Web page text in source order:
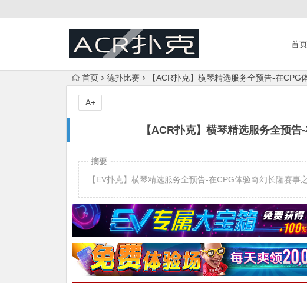
首页
首页 德扑比赛 【ACR扑克】横琴精选服务全预告-在CPG
【ACR扑克】横琴精选服务全预
A+
摘要
【EV扑克】横琴精选服务全预告-在CPG体验奇幻长隆赛事